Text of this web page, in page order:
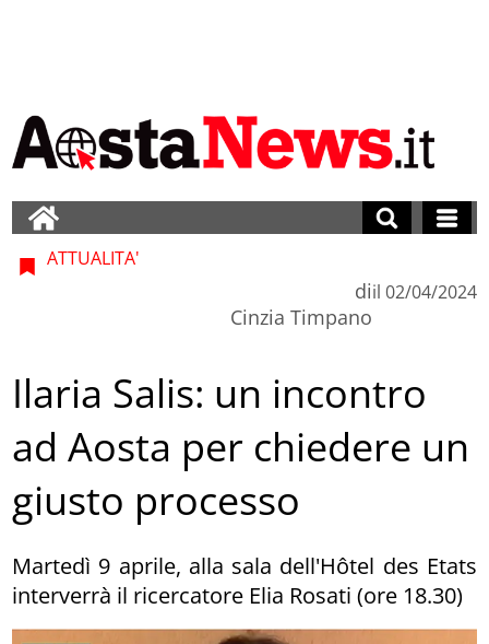
ATTUALITA'
di
Cinzia Timpano
il 02/04/2024
Ilaria Salis: un incontro
ad Aosta per chiedere un
giusto processo
Martedì 9 aprile, alla sala dell'Hôtel des Etats
interverrà il ricercatore Elia Rosati (ore 18.30)